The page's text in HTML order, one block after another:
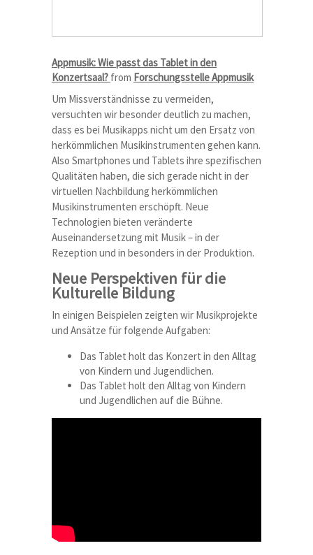
Appmusik: Wie passt das Tablet in den
Konzertsaal? from Forschungsstelle Appmusik
Um Missverständnisse zu vermeiden,
versuchten wir besonder deutlich zu machen,
dass es bei Musikapps nicht um den Ersatz von
herkömmlichen Musikinstrumenten gehen kann.
Also Smartphones und Tablets ihre spezifischen
Qualitäten haben, die sich gerade nicht in der
virtuellen Nachbildung herkömmlichen
Musikinstrumenten erschöpft. Neue
Technologien bieten veränderte
Auseinandersetzung mit Musik – in der
Rezeption und in besonders in der Produktion.
Neue Perspektiven für die
Kulturelle Bildung
In einigen Beispielen zeigten wir Musikprojekte
und Ansätze für folgende Aufgaben:
Das Tablet holt das Konzert in den Alltag
von Kindern und Jugendlichen.
Das Tablet holt den Alltag von Kindern
und Jugendlichen auf die Bühne.